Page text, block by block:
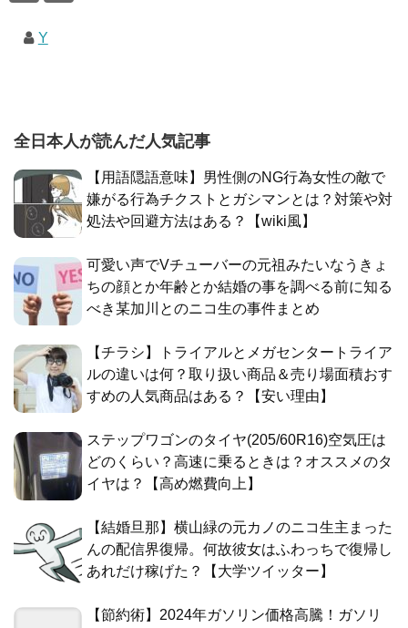
Y
全日本人が読んだ人気記事
【用語隠語意味】男性側のNG行為女性の敵で
嫌がる行為チクストとガシマンとは？対策や対
処法や回避方法はある？【wiki風】
可愛い声でVチューバーの元祖みたいなうきょ
ちの顔とか年齢とか結婚の事を調べる前に知る
べき某加川とのニコ生の事件まとめ
【チラシ】トライアルとメガセンタートライア
ルの違いは何？取り扱い商品＆売り場面積おす
すめの人気商品はある？【安い理由】
ステップワゴンのタイヤ(205/60R16)空気圧は
どのくらい？高速に乗るときは？オススメのタ
イヤは？【高め燃費向上】
【結婚旦那】横山緑の元カノのニコ生主まった
んの配信界復帰。何故彼女はふわっちで復帰し
あれだけ稼げた？【大学ツイッター】
【節約術】2024年ガソリン価格高騰！ガソリ